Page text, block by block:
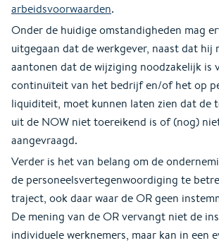
arbeidsvoorwaarden.
Onder de huidige omstandigheden mag
uitgegaan dat de werkgever, naast dat hij
aantonen dat de wijziging noodzakelijk is
continuïteit van het bedrijf en/of het op
liquiditeit, moet kunnen laten zien dat de
uit de NOW niet toereikend is of (nog)
aangevraagd.
Verder is het van belang om de
de personeelsvertegenwoordiging te
traject, ook daar waar de OR geen
De mening van de OR vervangt niet de
individuele werknemers, maar kan in een